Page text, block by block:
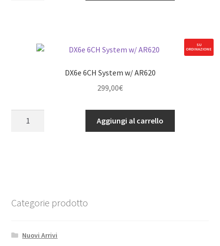
SU
ORDINAZIONE
DX6e 6CH System w/ AR620
299,00€
Aggiungi al carrello
Categorie prodotto
Nuovi Arrivi